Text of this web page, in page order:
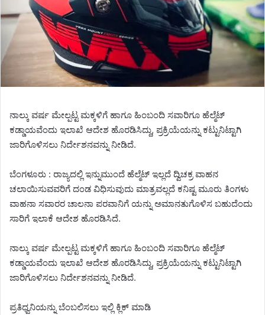
ನಾಲ್ಕು ವರ್ಷ ಮೇಲ್ಪಟ್ಟ ಮಕ್ಕಳಿಗೆ ಹಾಗೂ ಹಿಂಬಂದಿ ಸವಾರಿಗೂ ಹೆಲ್ಮೆಟ್
ಕಡ್ಡಾಯವೆಂದು ಇಲಾಖೆ ಆದೇಶ ಹೊರಡಿಸಿದ್ದು, ಪ್ರಕ್ರಿಯೆಯನ್ನು ಕಟ್ಟುನಿಟ್ಟಾಗಿ
ಜಾರಿಗೊಳಿಸಲು ನಿರ್ದೇಶನವನ್ನು ನೀಡಿದೆ.
ಬೆಂಗಳೂರು : ರಾಜ್ಯದಲ್ಲಿ ಇನ್ನುಮುಂದೆ ಹೆಲ್ಮೆಟ್‌ ಇಲ್ಲದೆ ದ್ವಿಚಕ್ರ ವಾಹನ
ಚಲಾಯಿಸುವವರಿಗೆ ದಂಡ ವಿಧಿಸುವುದು ಮಾತ್ರವಲ್ಲದೆ ಕನಿಷ್ಟ ಮೂರು ತಿಂಗಳು
ವಾಹನಾ ಸವಾರರ ಚಾಲನಾ ಪರವಾನಿಗೆ ಯನ್ನು ಅಮಾನತುಗೊಳಿಸ ಬಹುದೆಂದು
ಸಾರಿಗೆ ಇಲಾಕೆ ಆದೇಶ ಹೊರಡಿಸಿದೆ.
ನಾಲ್ಕು ವರ್ಷ ಮೇಲ್ಪಟ್ಟ ಮಕ್ಕಳಿಗೆ ಹಾಗೂ ಹಿಂಬಂದಿ ಸವಾರಿಗೂ ಹೆಲ್ಮೆಟ್
ಕಡ್ಡಾಯವೆಂದು ಇಲಾಖೆ ಆದೇಶ ಹೊರಡಿಸಿದ್ದು, ಪ್ರಕ್ರಿಯೆಯನ್ನು ಕಟ್ಟುನಿಟ್ಟಾಗಿ
ಜಾರಿಗೊಳಿಸಲು ನಿರ್ದೇಶನವನ್ನು ನೀಡಿದೆ.
ಪ್ರತಿಧ್ವನಿಯನ್ನು ಬೆಂಬಲಿಸಲು ಇಲ್ಲಿ ಕ್ಲಿಕ್‌ ಮಾಡಿ